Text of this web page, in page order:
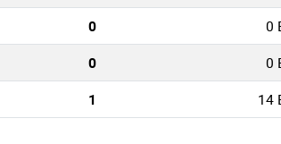
0 0
0 0
1 14